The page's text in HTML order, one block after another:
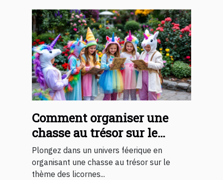
Comment organiser une
chasse au trésor sur le
thème des licornes pour
enfants ?
Plongez dans un univers féerique en
organisant une chasse au trésor sur le
thème des licornes...